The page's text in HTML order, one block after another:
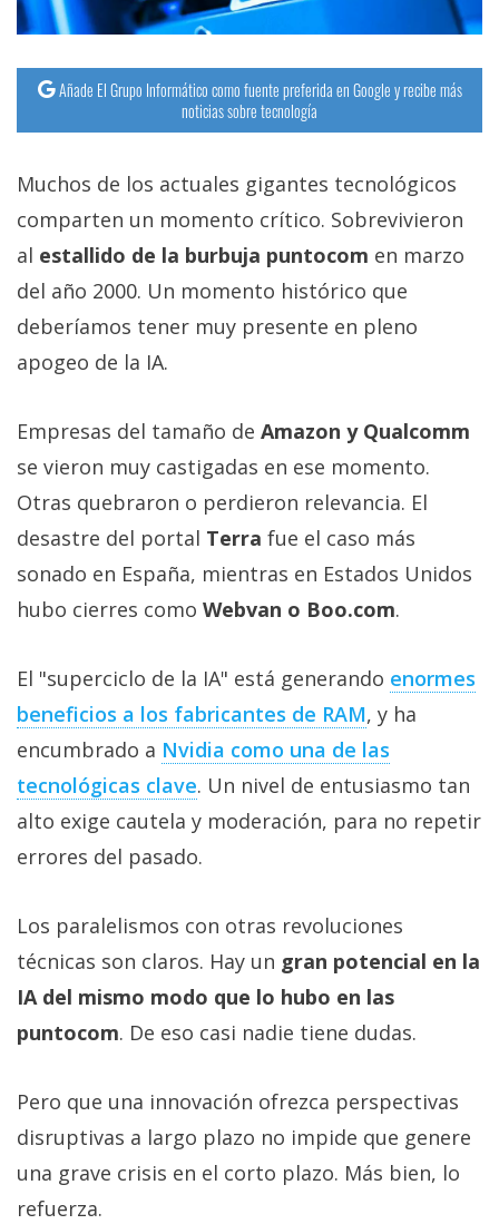
Añade El Grupo Informático como fuente preferida en Google y recibe más
noticias sobre tecnología
Muchos de los actuales gigantes tecnológicos
comparten un momento crítico. Sobrevivieron
al estallido de la burbuja puntocom en marzo
del año 2000. Un momento histórico que
deberíamos tener muy presente en pleno
apogeo de la IA.
Empresas del tamaño de Amazon y Qualcomm
se vieron muy castigadas en ese momento.
Otras quebraron o perdieron relevancia. El
desastre del portal Terra fue el caso más
sonado en España, mientras en Estados Unidos
hubo cierres como Webvan o Boo.com.
El "superciclo de la IA" está generando enormes
beneficios a los fabricantes de RAM‎, y ha
encumbrado a Nvidia como una de las
tecnológicas clave‎. Un nivel de entusiasmo tan
alto exige cautela y moderación, para no repetir
errores del pasado.
Los paralelismos con otras revoluciones
técnicas son claros. Hay un gran potencial en la
IA del mismo modo que lo hubo en las
puntocom. De eso casi nadie tiene dudas.
Pero que una innovación ofrezca perspectivas
disruptivas a largo plazo no impide que genere
una grave crisis en el corto plazo. Más bien, lo
refuerza.